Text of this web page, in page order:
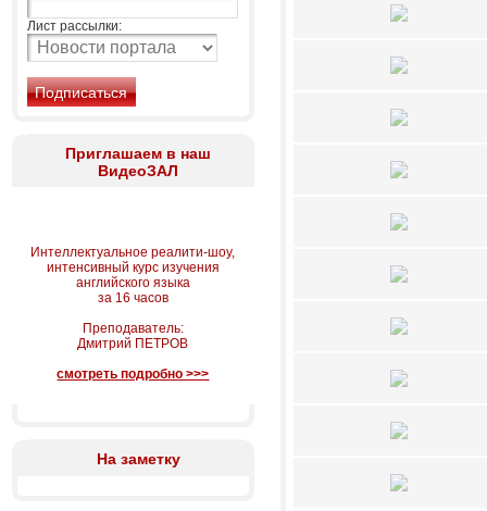
Лист рассылки:
Приглашаем в наш
ВидеоЗАЛ
Интеллектуальное реалити-шоу,
интенсивный курс изучения
английского языка
за 16 часов
Преподаватель:
Дмитрий ПЕТРОВ
смотреть подробно >>>
На заметку